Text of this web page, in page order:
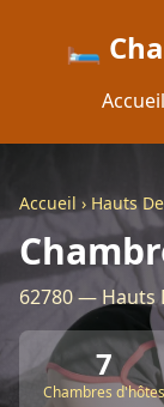
🛏️
Accueil
Accueil › Hauts
62780 — Hauts
7
Chambres d'hôtes